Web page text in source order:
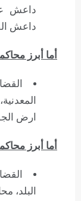
داعش
داعش
أما أبرز
ارض
أما أبرز
البلد،